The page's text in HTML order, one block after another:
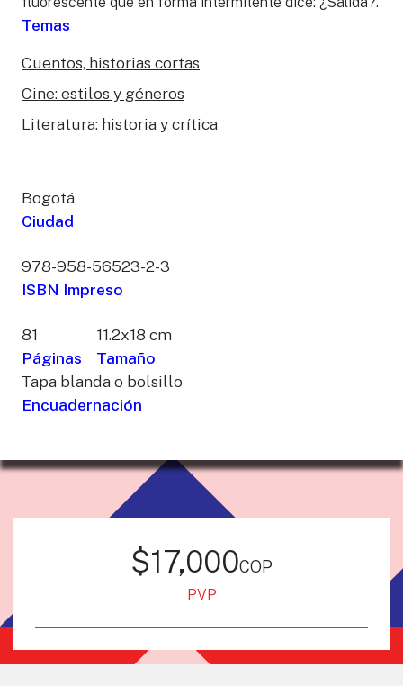
Temas
Cuentos, historias cortas
Cine: estilos y géneros
Literatura: historia y crítica
Bogotá
Ciudad
978-958-56523-2-3
ISBN Impreso
81
Páginas
11.2x18 cm
Tamaño
Tapa blanda o bolsillo
Encuadernación
$17,000cop
PVP